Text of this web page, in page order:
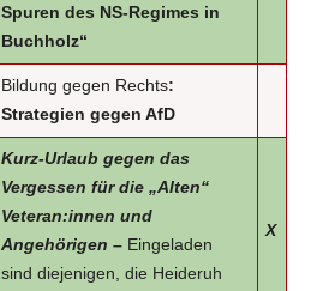
Spuren des NS-Regimes in
Buchholz“
Bildung gegen Rechts:
Strategien gegen AfD
Kurz-Urlaub gegen das
Vergessen für die „Alten“
Veteran:innen und
Angehörigen – Eingeladen
sind diejenigen, die Heideruh
X